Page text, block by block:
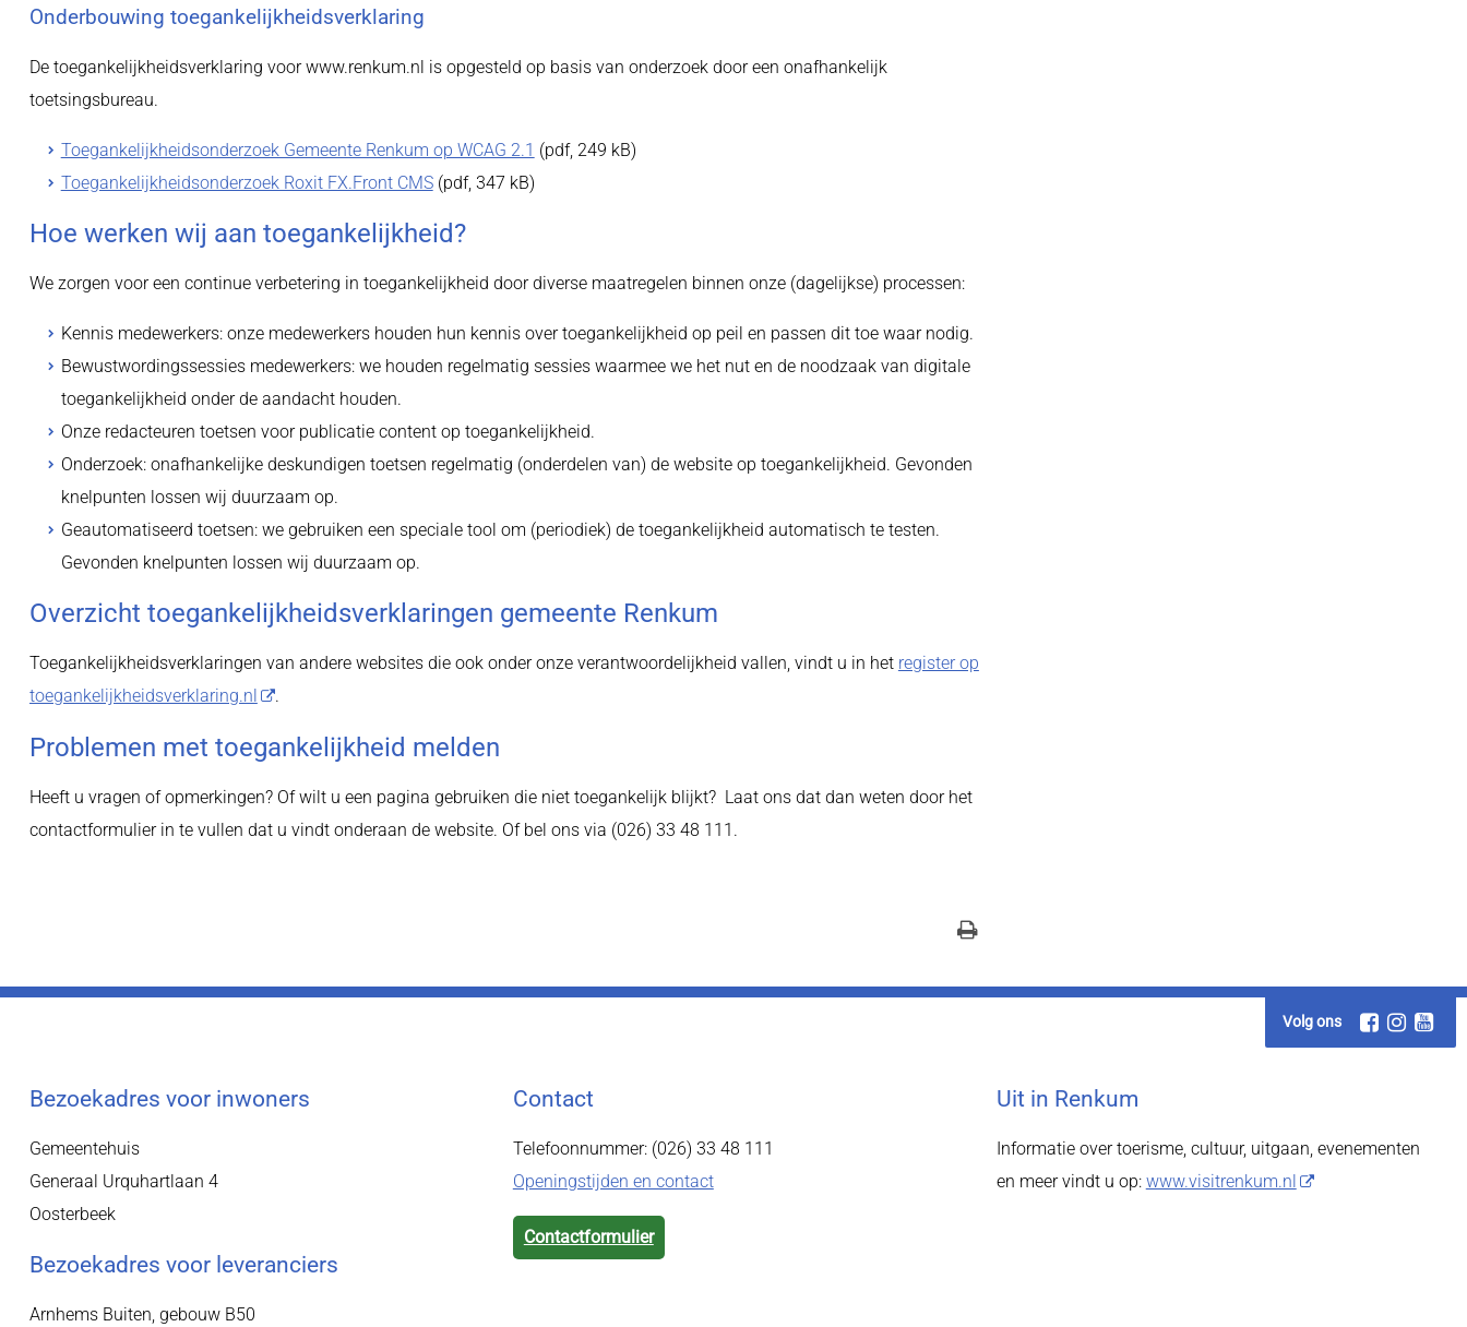
Onderbouwing toegankelijkheidsverklaring
De toegankelijkheidsverklaring voor www.renkum.nl is opgesteld op basis van onderzoek door een onafhankelijk
toetsingsbureau.
Toegankelijkheidsonderzoek Gemeente Renkum op WCAG 2.1 (pdf, 249 kB)
Toegankelijkheidsonderzoek Roxit FX.Front CMS(pdf, 347 kB)
Hoe werken wij aan toegankelijkheid?
We zorgen voor een continue verbetering in toegankelijkheid door diverse maatregelen binnen onze (dagelijkse) processen:
Kennis medewerkers: onze medewerkers houden hun kennis over toegankelijkheid op peil en passen dit toe waar nodig.
Bewustwordingssessies medewerkers: we houden regelmatig sessies waarmee we het nut en de noodzaak van digitale
toegankelijkheid onder de aandacht houden.
Onze redacteuren toetsen voor publicatie content op toegankelijkheid.
Onderzoek: onafhankelijke deskundigen toetsen regelmatig (onderdelen van) de website op toegankelijkheid. Gevonden
knelpunten lossen wij duurzaam op.
Geautomatiseerd toetsen: we gebruiken een speciale tool om (periodiek) de toegankelijkheid automatisch te testen.
Gevonden knelpunten lossen wij duurzaam op.
Overzicht toegankelijkheidsverklaringen gemeente Renkum
Toegankelijkheidsverklaringen van andere websites die ook onder onze verantwoordelijkheid vallen, vindt u in het register op
toegankelijkheidsverklaring.nl
.
Problemen met toegankelijkheid melden
Heeft u vragen of opmerkingen? Of wilt u een pagina gebruiken die niet toegankelijk blijkt? Laat ons dat dan weten door het
contactformulier in te vullen dat u vindt onderaan de website. Of bel ons via (026) 33 48 111.
Volg ons
Bezoekadres voor inwoners
Gemeentehuis
Generaal Urquhartlaan 4
Oosterbeek
Bezoekadres voor leveranciers
Arnhems Buiten, gebouw B50
Contact
Telefoonnummer: (026) 33 48 111
Openingstijden en contact
Contactformulier
Uit in Renkum
Informatie over toerisme, cultuur, uitgaan, evenementen
en meer vindt u op: www.visitrenkum.nl